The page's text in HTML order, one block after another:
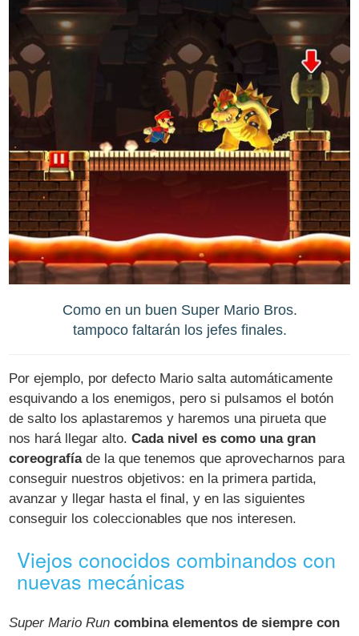
Como en un buen Super Mario Bros.
tampoco faltarán los jefes finales.
Por ejemplo, por defecto Mario salta automáticamente
esquivando a los enemigos, pero si pulsamos el botón
de salto los aplastaremos y haremos una pirueta que
nos hará llegar alto.Cada nivel es como una gran
coreografíade la que tenemos que aprovecharnos para
conseguir nuestros objetivos: en la primera partida,
avanzar y llegar hasta el final, y en las siguientes
conseguir los coleccionables que nos interesen.
Viejos conocidos combinandos con
nuevas mecánicas
Super Mario Run combina elementos de siempre con